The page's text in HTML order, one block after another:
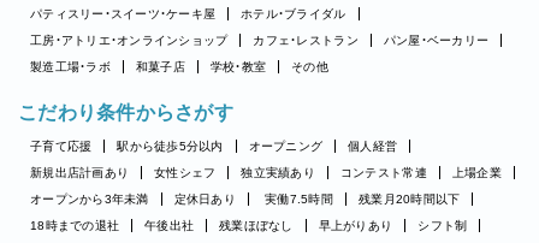
パティスリー・スイーツ・ケーキ屋
ホテル・ブライダル
工房・アトリエ・オンラインショップ
カフェ・レストラン
パン屋・ベーカリー
製造工場・ラボ
和菓子店 学校・教室 その他
こだわり条件からさがす
子育て応援 駅から徒歩5分以内 オープニング
個人経営
新規出店計画あり
女性シェフ 独立実績あり コンテスト常連
上場企業
オープンから3年未満
定休日あり 実働7.5時間
残業月20時間以下
18時までの退社
午後出社 残業ほぼなし 早上がりあり
シフト制